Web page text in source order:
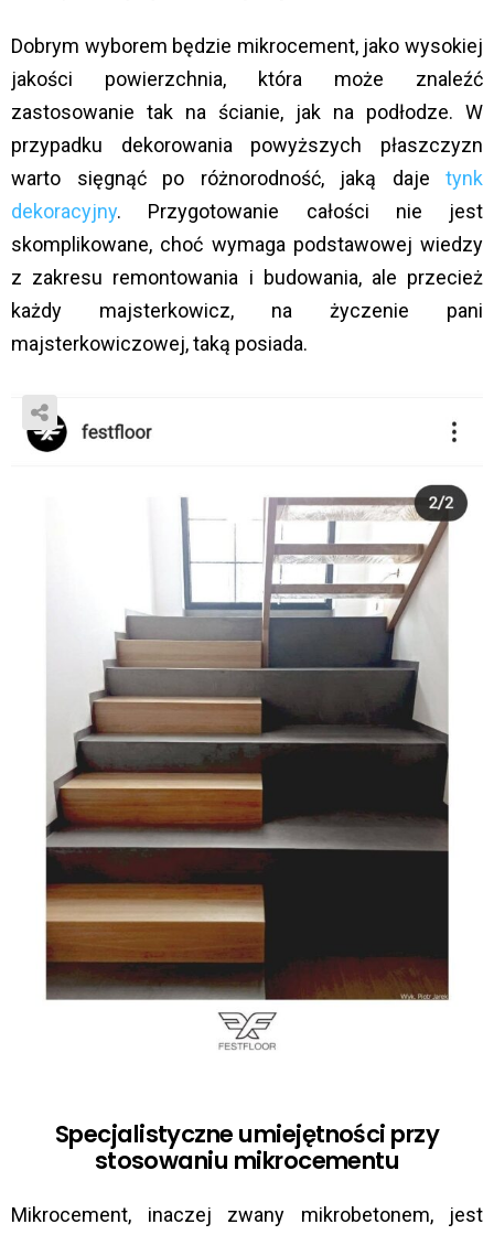
Dobrym wyborem będzie mikrocement, jako wysokiej
jakości powierzchnia, która może znaleźć
zastosowanie tak na ścianie, jak na podłodze. W
przypadku dekorowania powyższych płaszczyzn
warto sięgnąć po różnorodność, jaką daje tynk
dekoracyjny. Przygotowanie całości nie jest
skomplikowane, choć wymaga podstawowej wiedzy
z zakresu remontowania i budowania, ale przecież
każdy majsterkowicz, na życzenie pani
majsterkowiczowej, taką posiada.
Specjalistyczne umiejętności przy
stosowaniu mikrocementu
Mikrocement, inaczej zwany mikrobetonem, jest